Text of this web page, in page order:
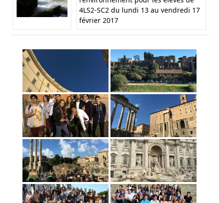
4LS2-SC2 du lundi 13 au vendredi 17
février 2017